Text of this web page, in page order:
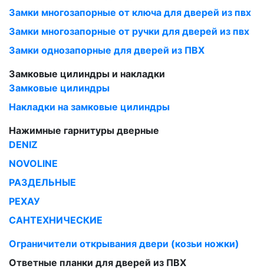
Замки многозапорные от ключа для дверей из пвх
Замки многозапорные от ручки для дверей из пвх
Замки однозапорные для дверей из ПВХ
Замковые цилиндры и накладки
Замковые цилиндры
Накладки на замковые цилиндры
Нажимные гарнитуры дверные
DENIZ
NOVOLINE
РАЗДЕЛЬНЫЕ
РЕХАУ
САНТЕХНИЧЕСКИЕ
Ограничители открывания двери (козьи ножки)
Ответные планки для дверей из ПВХ